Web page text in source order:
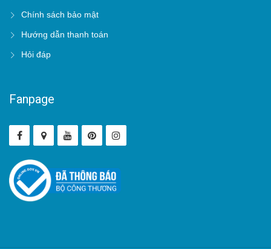
Chính sách bảo mật
Hướng dẫn thanh toán
Hỏi đáp
Fanpage